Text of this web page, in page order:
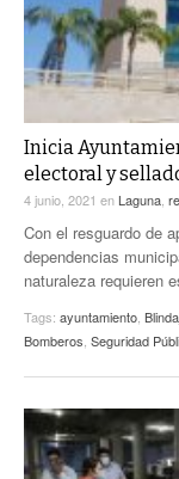
Inicia
electoral y
4 junio, 2021 en Laguna,
Con el resguardo de
dependencias
naturaleza requieren
Tags: ayuntamiento,
Bomberos, Seguridad